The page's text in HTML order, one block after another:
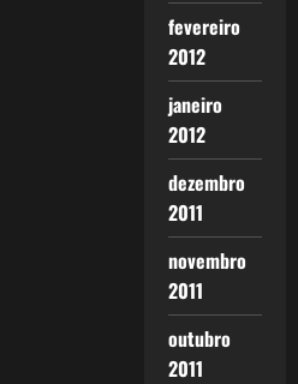
fevereiro
2012
janeiro
2012
dezembro
2011
novembro
2011
outubro
2011